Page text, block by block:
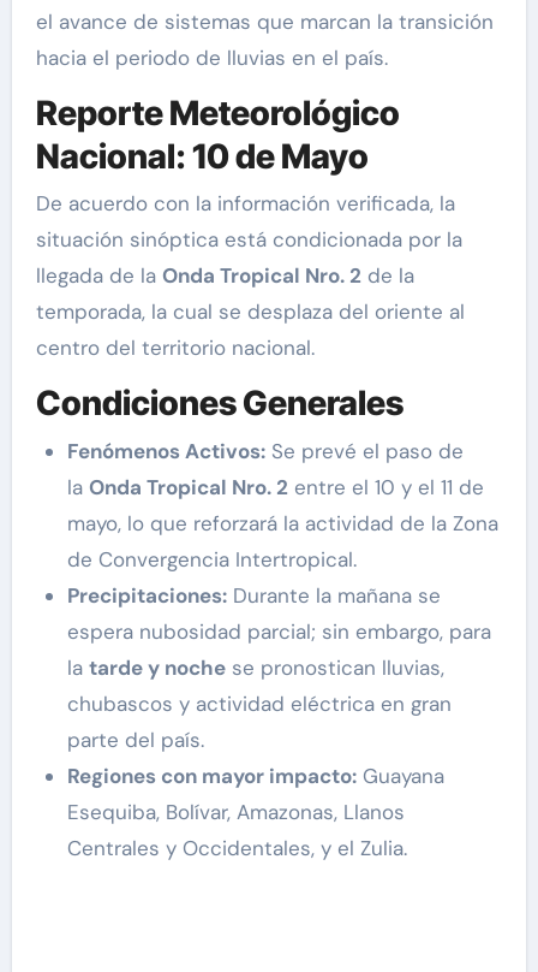
el avance de sistemas que marcan la transición
hacia el periodo de lluvias en el país.
Reporte Meteorológico
Nacional: 10 de Mayo
De acuerdo con la información verificada, la
situación sinóptica está condicionada por la
llegada de la Onda Tropical Nro. 2de la
temporada, la cual se desplaza del oriente al
centro del territorio nacional.
Condiciones Generales
Fenómenos Activos:Se prevé el paso de
la Onda Tropical Nro. 2entre el 10 y el 11 de
mayo, lo que reforzará la actividad de la Zona
de Convergencia Intertropical.
Precipitaciones:Durante la mañana se
espera nubosidad parcial; sin embargo, para
la tarde y nochese pronostican lluvias,
chubascos y actividad eléctrica en gran
parte del país.
Regiones con mayor impacto:Guayana
Esequiba, Bolívar, Amazonas, Llanos
Centrales y Occidentales, y el Zulia.